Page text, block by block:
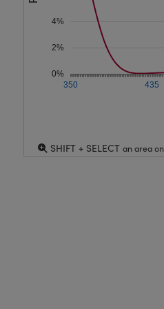
350 435
0%
2%
4%
SHIFT + SELECT an area on